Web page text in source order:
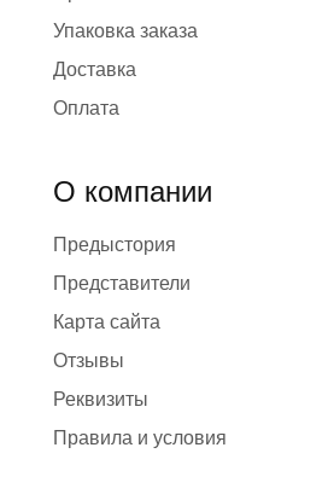
Упаковка заказа
Доставка
Оплата
О компании
Предыстория
Представители
Карта сайта
Отзывы
Реквизиты
Правила и условия